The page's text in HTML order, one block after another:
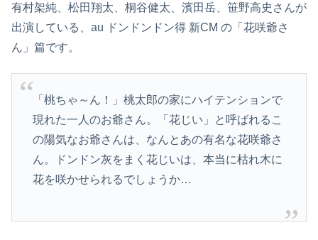
有村架純、松田翔太、桐谷健太、濱田岳、笹野高史さんが
出演している、au ドンドンドン得 新CM の「花咲爺さ
ん」篇です。
「桃ちゃ～ん！」桃太郎の家にハイテンションで
現れた一人のお爺さん。「花じい」と呼ばれるこ
の陽気なお爺さんは、なんとあの有名な花咲爺さ
ん。ドンドン灰をまく花じいは、本当に枯れ木に
花を咲かせられるでしょうか…